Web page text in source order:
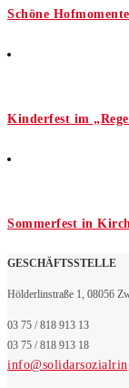
Schöne
Kinderfest im
Sommerfest in
GESCHÄFTSSTELLE
Hölderlinstraße 1, 08056
03 75 / 818 913 13
03 75 / 818 913 18